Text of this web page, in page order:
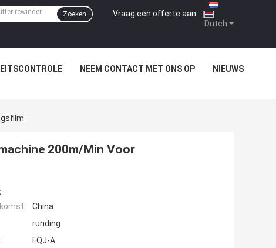
Dutch
Vraag een offerte aan |
Zoeken
NEEM CONTACT MET ONS OP NIEUWS
200m/Min Voor
China
runding
FQJ-A